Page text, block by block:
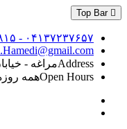
Skip
to
content
Top Bar
۰۹۳۳۸۷۹۶۸۱۵ -
Addressمراغه -
Open Hoursهمه روزه